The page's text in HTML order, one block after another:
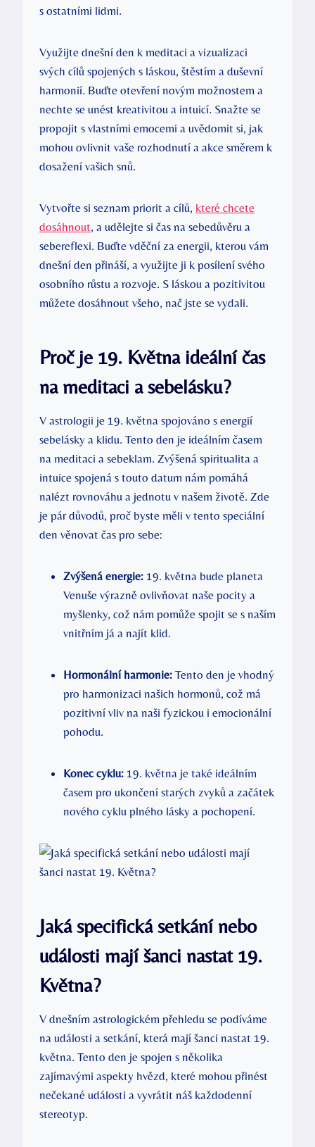
s⁢ ostatními lidmi.
Využijte dnešní den⁢ k meditaci⁢ a vizualizaci⁤
svých cílů spojených s láskou, štěstím a duševní
harmonií. Buďte otevření novým ⁣možnostem a
nechte se unést kreativitou a intuicí.⁢ Snažte se
⁤propojit‌ s‍ vlastními emocemi a uvědomit si, jak
‍mohou ovlivnit‌ vaše⁢ rozhodnutí a akce směrem k
dosažení vašich snů.
Vytvořte ⁣si​ seznam priorit a cílů, které chcete
dosáhnout, a udělejte si čas ‌na sebedůvěru a
sebereflexi. Buďte vděční za energii, kterou vám
dnešní den přináší, a využijte ‌ji k posílení svého
osobního růstu a rozvoje. S láskou a ⁣pozitivitou
můžete dosáhnout všeho, nač jste se‍ vydali.
Proč je 19.‌ Května ideální ⁣čas
na meditaci a⁣ sebelásku?
V astrologii ‍je 19. května spojováno s energií
⁤sebelásky ‍a⁢ klidu.​ Tento den je ideálním ⁤časem
na meditaci a sebeklam. ​Zvýšená ‌spiritualita⁤ a
‍intuice spojená s touto datum nám pomáhá
nalézt⁤ rovnováhu a​ jednotu v našem ⁤životě. Zde
je pár důvodů, proč byste měli ⁣v tento speciální
den věnovat čas pro sebe:
Zvýšená ⁢energie: 19. května bude planeta
Venuše výrazně ovlivňovat naše⁢ pocity​ a
myšlenky, což ⁣nám pomůže spojit se s naším
vnitřním já a najít klid.
Hormonální ⁢harmonie: Tento den⁢ je vhodný
pro harmonizaci našich hormonů,‌ což má
pozitivní vliv na⁣ naši fyzickou i emocionální
pohodu.
Konec cyklu: 19. května​ je⁤ také⁣ ideálním
časem pro ukončení starých⁣ zvyků‍ a začátek
nového cyklu plného lásky a pochopení.
Jaká specifická setkání nebo⁢
události ⁤mají‌ šanci nastat 19.
Května?
V dnešním astrologickém​ přehledu se ⁤podíváme
na události a setkání, která⁤ mají​ šanci ⁣nastat 19.
května. ⁣Tento den je spojen s několika
zajímavými aspekty hvězd, které mohou‍ přinést
nečekané události a vyvrátit náš každodenní
stereotyp.